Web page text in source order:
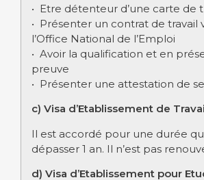
• Etre détenteur d’une carte de
• Présenter un contrat de travail
l’Office National de l’Emploi
• Avoir la qualification et en
preuve
• Présenter une attestation de
c) Visa d’Etablissement de
Il est accordé pour une durée
dépasser 1 an. Il n’est pas
d) Visa d’Etablissement pour